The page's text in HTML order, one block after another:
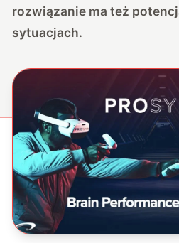
rozwiązanie ma też
sytuacjach.